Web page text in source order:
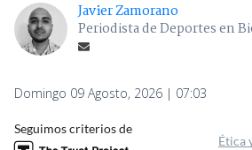
Javier Zamorano
Periodista de Deportes en
Domingo 09 Agosto, 2026 | 07:03
Seguimos criterios de
Ética